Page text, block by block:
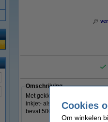
Omschrijving
Met gekleurd printpapier van
inkjet- als laserprinters). Het
bevat 500 vellen
Cookies
Om winkelen